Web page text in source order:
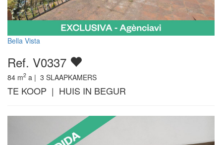
Bella Vista
Ref. V0337
84 m2 a | 3 SLAAPKAMERS
TE KOOP | HUIS IN BEGUR